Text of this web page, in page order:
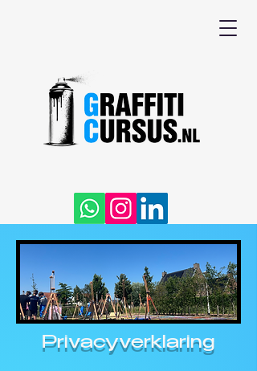
Privacyverklaring